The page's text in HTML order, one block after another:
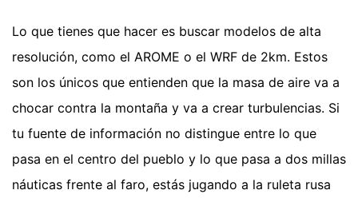
Lo que tienes que hacer es buscar modelos de alta
resolución, como el AROME o el WRF de 2km. Estos
son los únicos que entienden que la masa de aire va a
chocar contra la montaña y va a crear turbulencias. Si
tu fuente de información no distingue entre lo que
pasa en el centro del pueblo y lo que pasa a dos millas
náuticas frente al faro, estás jugando a la ruleta rusa